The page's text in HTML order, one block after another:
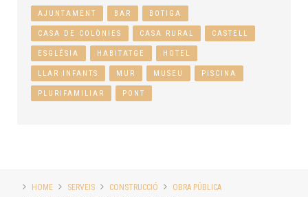
AJUNTAMENT BAR BOTIGA
CASA DE COLÒNIES CASA RURAL CASTELL
ESGLÉSIA HABITATGE HOTEL
LLAR INFANTS MUR MUSEU PISCINA
PLURIFAMILIAR PONT
HOME SERVEIS CONSTRUCCIÓ
OBRA PÚBLICA